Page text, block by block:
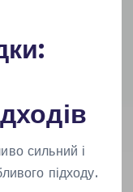
сильний і
підходу.